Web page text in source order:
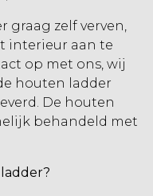
graag zelf verven,
interieur aan te
op met ons, wij
houten ladder
De houten
behandeld met